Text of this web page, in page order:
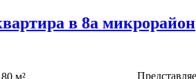
в 8а микрорайон
м²